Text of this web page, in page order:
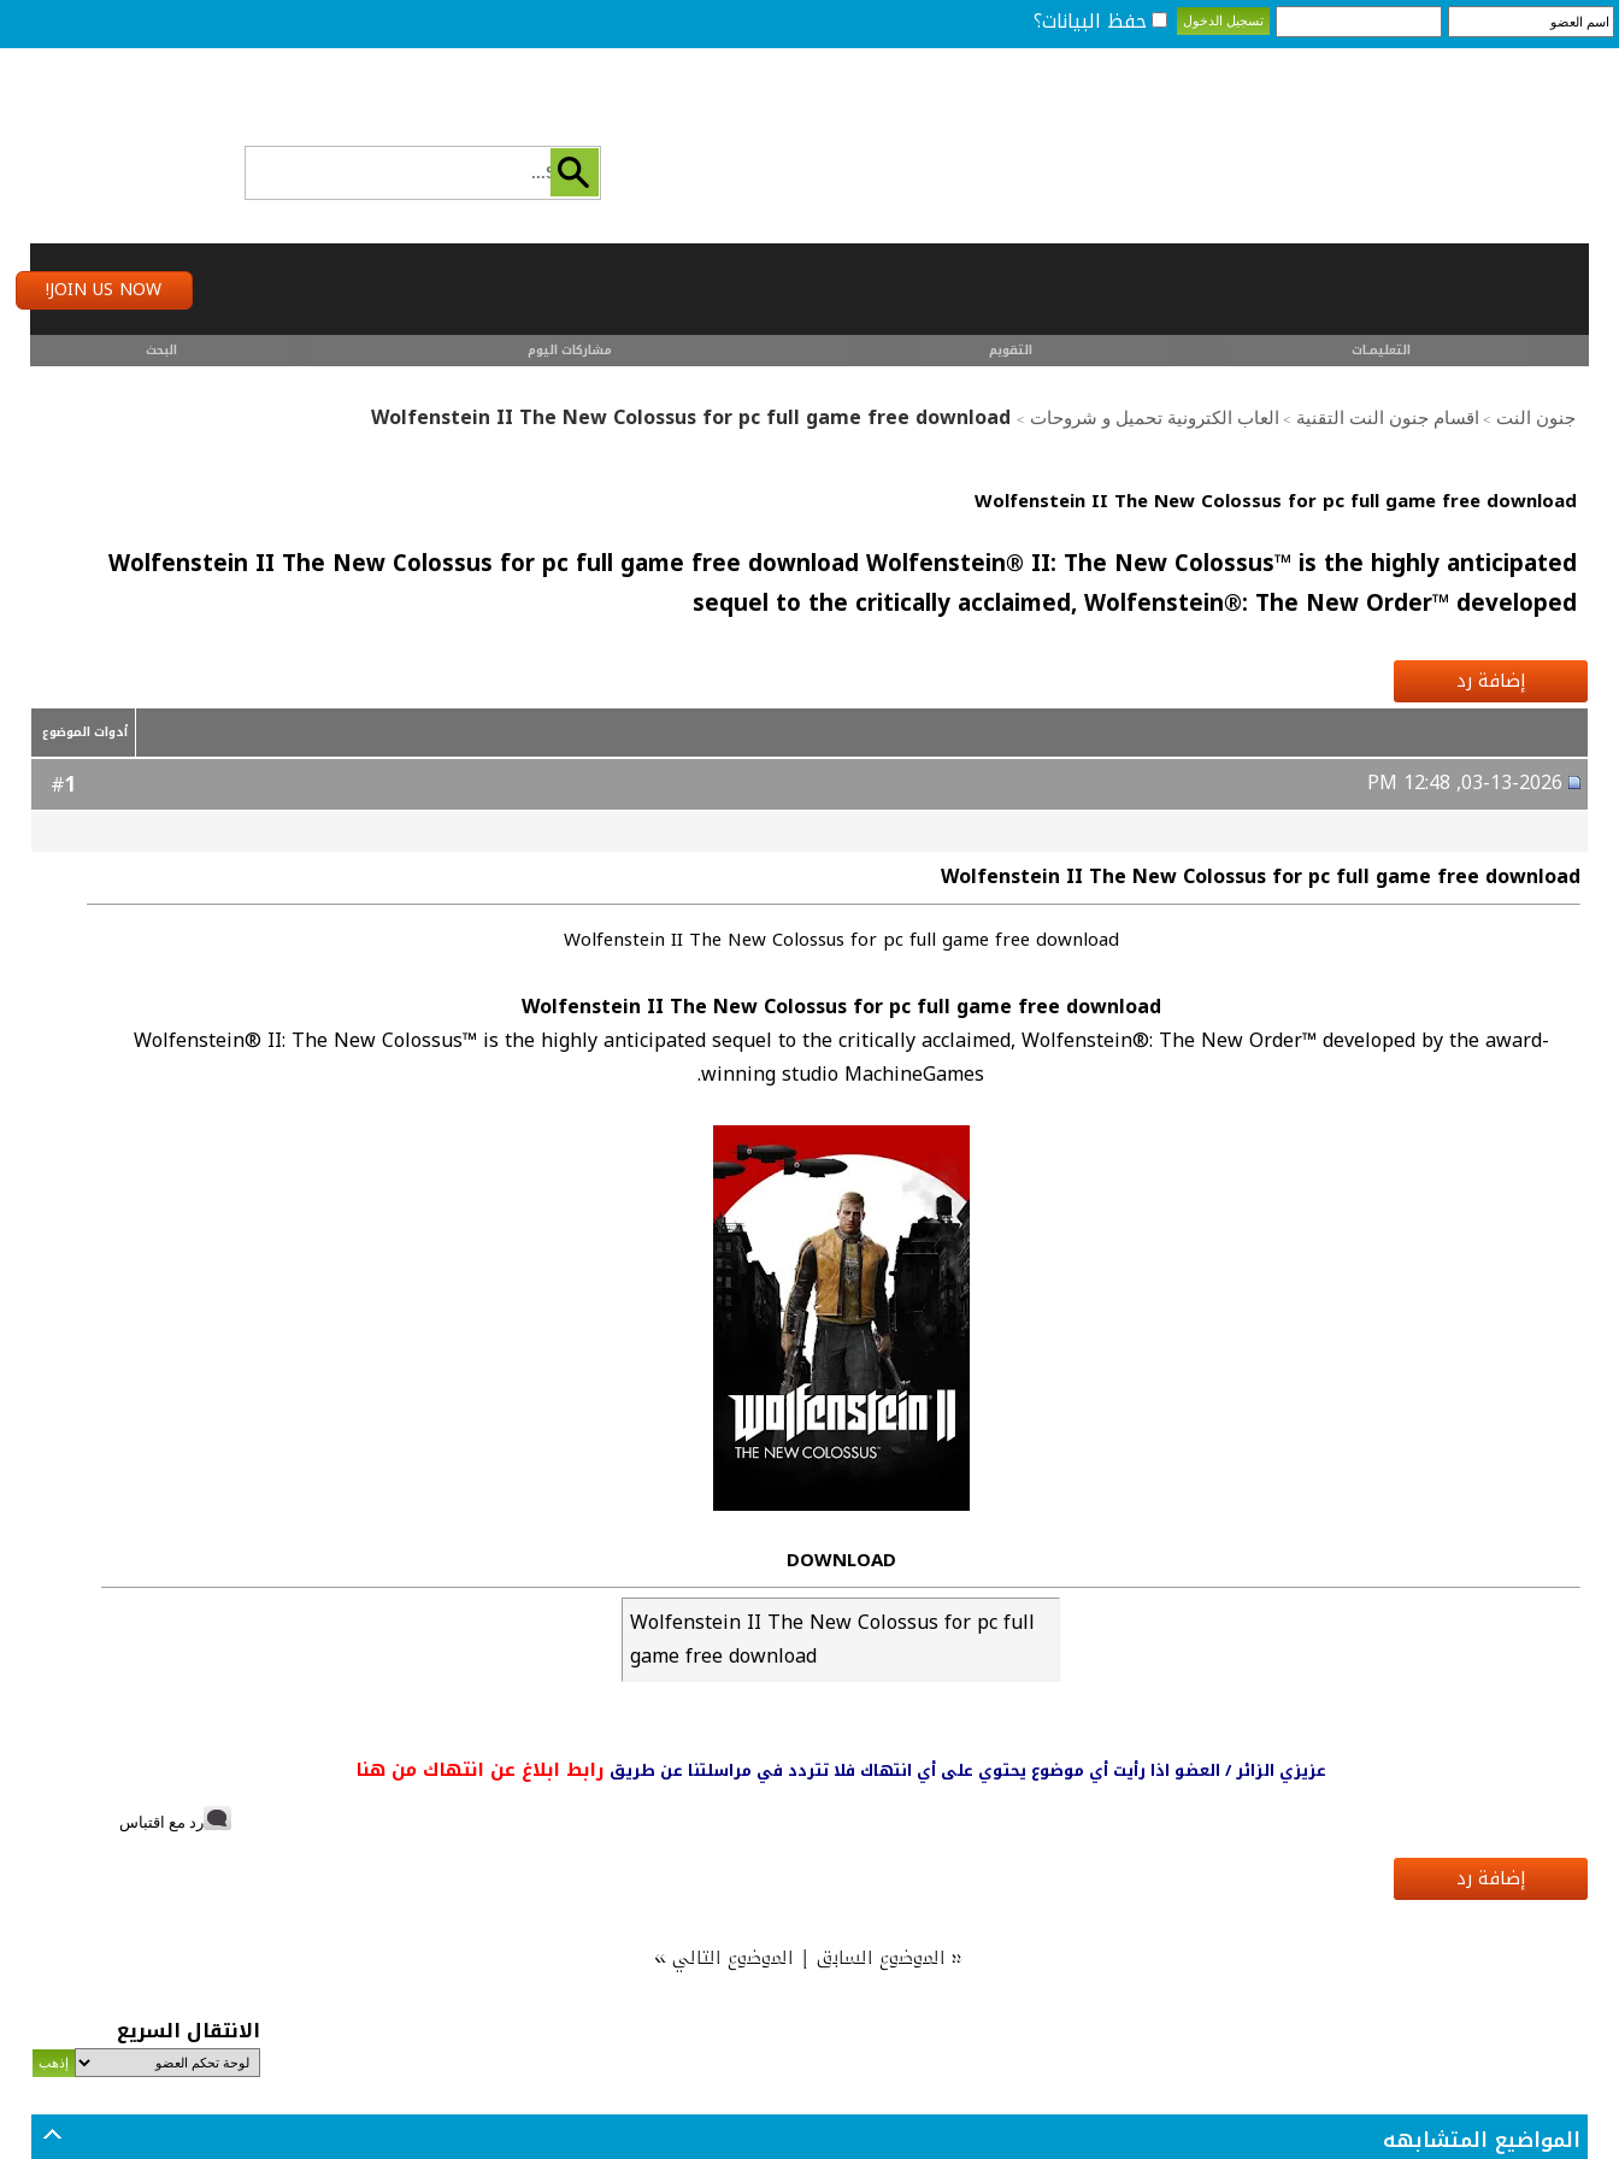
حفظ البيانات؟
JOIN US NOW!
التعليمـــات التقويم مشاركات اليوم البحث
جنون النت > اقسام جنون النت التقنية > العاب الكترونية تحميل و شروحات >
Wolfenstein II The New Colossus for pc full game free download
Wolfenstein II The New Colossus for pc full game free download
Wolfenstein II The New Colossus for pc full game free download Wolfenstein® II: The New Colossus™ is the highly anticipated
sequel to the critically acclaimed, Wolfenstein®: The New Order™ developed
إضافة رد
أدوات الموضوع
1
Wolfenstein II The New Colossus for pc full game free download
Wolfenstein II The New Colossus for pc full game free download
Wolfenstein II The New Colossus for pc full game free download
Wolfenstein® II: The New Colossus™ is the highly anticipated sequel to the critically acclaimed, Wolfenstein®: The New Order™ developed by the award-
winning studio MachineGames.
DOWNLOAD
Wolfenstein II The New Colossus for pc full
game free download
عزيزي الزائر / العضو اذا رأيت أي موضوع يحتوي على أي انتهاك فلا تتردد في مراسلتنا عن طريق رابط ابلاغ عن انتهاك من هنا
رد مع اقتباس
إضافة رد
« الموضوع السابق| الموضوع التالي»
الانتقال السريع
المواضيع المتشابهه